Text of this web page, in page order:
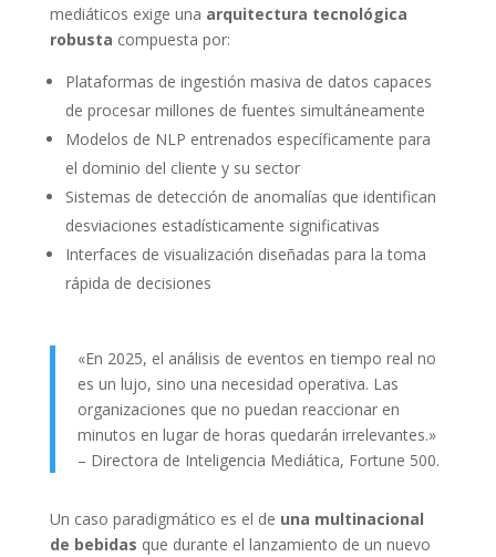
mediáticos exige una arquitectura tecnológica
robusta compuesta por:
Plataformas de ingestión masiva de datos capaces
de procesar millones de fuentes simultáneamente
Modelos de NLP entrenados específicamente para
el dominio del cliente y su sector
Sistemas de detección de anomalías que identifican
desviaciones estadísticamente significativas
Interfaces de visualización diseñadas para la toma
rápida de decisiones
«En 2025, el análisis de eventos en tiempo real no
es un lujo, sino una necesidad operativa. Las
organizaciones que no puedan reaccionar en
minutos en lugar de horas quedarán irrelevantes.»
– Directora de Inteligencia Mediática, Fortune 500.
Un caso paradigmático es el de una multinacional
de bebidas que durante el lanzamiento de un nuevo